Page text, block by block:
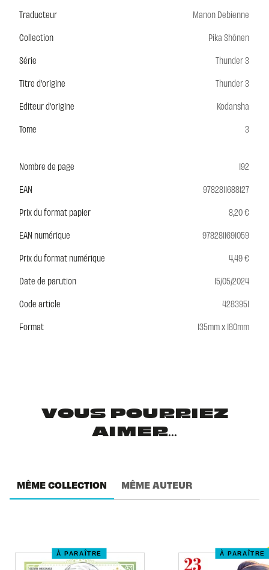
Traducteur
Manon Debienne
Collection
Pika Shônen
Série
Thunder 3
Titre d'origine
Thunder 3
Editeur d'origine
Kodansha
Tome
3
Nombre de page
192
EAN
9782811688127
Prix du format papier
8,20 €
EAN numérique
9782811691059
Prix du format numérique
4,49 €
Date de parution
15/05/2024
Code article
4283951
Format
135mm x 180mm
VOUS POURRIEZ
AIMER...
MÊME COLLECTION MÊME AUTEUR
À PARAÎTRE À PARAÎTRE